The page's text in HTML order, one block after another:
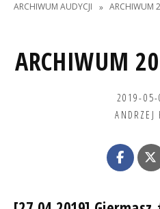
ARCHIWUM AUDYCJI
» ARCHIWUM
ARCHIWUM
2019-05-
ANDRZEJ